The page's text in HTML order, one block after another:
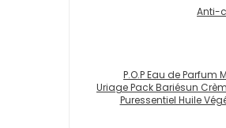
Anti-
P.O.P Eau de Parfum
Uriage Pack Bariésun
Puressentiel Huile